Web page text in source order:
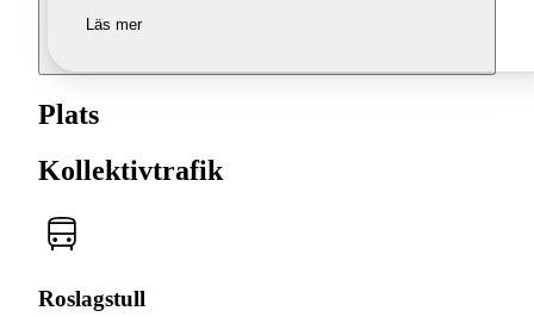
Läs mer
Plats
Kollektivtrafik
Roslagstull